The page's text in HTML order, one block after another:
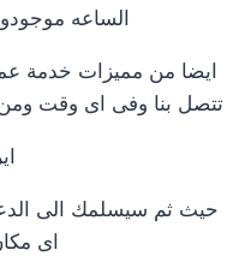
الساعه
ايضا من مميزات خدمة
تتصل بنا وفى اى وقت
حيث ثم سيسلمك الى
اى